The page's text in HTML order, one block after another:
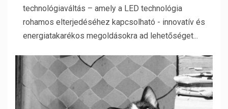
technológiaváltás – amely a LED technológia
rohamos elterjedéséhez kapcsolható - innovatív és
energiatakarékos megoldásokra ad lehetőséget...